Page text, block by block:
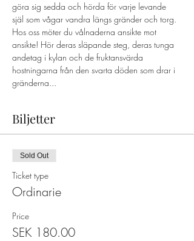
göra sig sedda och hörda för varje levande
själ som vågar vandra längs gränder och torg.
Hos oss möter du vålnaderna ansikte mot
ansikte! Hör deras släpande steg, deras tunga
andetag i kylan och de fruktansvärda
hostningarna från den svarta döden som drar i
gränderna...
Biljetter
Sold Out
Ticket type
Ordinarie
Price
SEK 180.00